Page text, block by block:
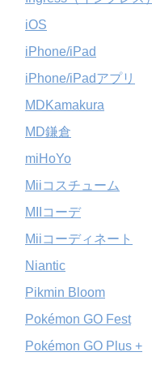
iOS
iPhone/iPad
iPhone/iPadアプリ
MDKamakura
MD鎌倉
miHoYo
Miiコスチューム
MIIコーデ
Miiコーディネート
Niantic
Pikmin Bloom
Pokémon GO Fest
Pokémon GO Plus +